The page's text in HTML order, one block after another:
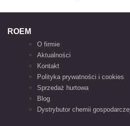
ROEM
O firmie
Aktualności
Kontakt
Polityka prywatności i cookies
Sprzedaż hurtowa
Blog
Dystrybutor chemii gospodarczej